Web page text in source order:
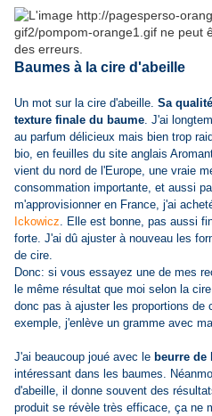
Baumes à la cire d'abeille
Un mot sur la cire d'abeille. Sa
texture finale du baume. J'ai
au parfum délicieux mais bien trop
bio, en feuilles du site anglais
vient du nord de l'Europe, une vraie
consommation importante, et aussi
m'approvisionner en France, j'ai
Ickowicz. Elle est bonne, pas aussi
forte. J'ai dû ajuster à nouveau les
de cire.
Donc: si vous essayez une de mes
le même résultat que moi selon la
donc pas à ajuster les proportions de
exemple, j'enlève un gramme avec
J'ai beaucoup joué avec le beurre de
intéressant dans les baumes.
d'abeille, il donne souvent des
produit se révèle très efficace, ça ne